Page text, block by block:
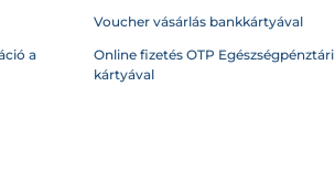
a
Voucher vásárlás bankkártyával
Online fizetés OTP Egészségpénztári
kártyával